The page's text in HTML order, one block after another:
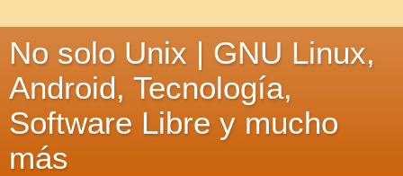
No solo Unix | GNU Linux,
Android, Tecnología,
Software Libre y mucho
más